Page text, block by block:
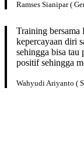
Ramses Sianipar (
Training bersama
kepercayaan diri
sehingga bisa tau
positif sehingga
Wahyudi Ariyanto (